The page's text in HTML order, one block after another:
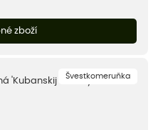
zboží
Švestkomeruňka
'Kubanskij Chernyi'